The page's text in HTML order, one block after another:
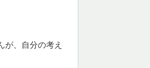
が、自分の考え